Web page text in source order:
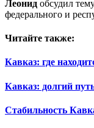
Леонид обсудил
федерального и
Читайте также:
Кавказ: где
Кавказ: долгий
Стабильность